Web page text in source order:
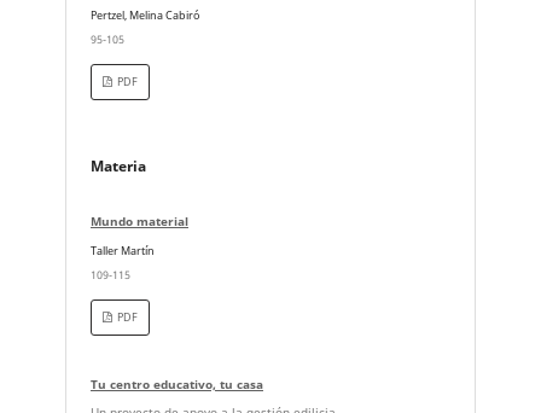
Pertzel, Melina Cabiró
95-105
PDF
Materia
Mundo material
Taller Martín
109-115
PDF
Tu centro educativo, tu casa